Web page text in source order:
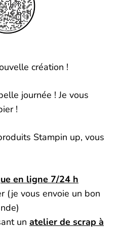
création !
journée ! Je vous
!
Stampin up, vous
en ligne 7/24 h
(je vous envoie un bon
un atelier de scrap à